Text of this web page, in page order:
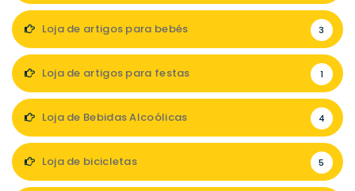
Loja de artigos para bebés 3
Loja de artigos para festas 1
Loja de Bebidas Alcoólicas 4
Loja de bicicletas 5